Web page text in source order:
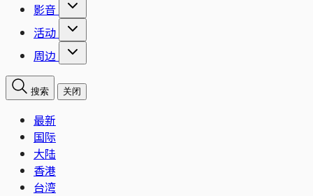
影音
活动
周边
搜索 关闭
最新
国际
大陆
香港
台湾